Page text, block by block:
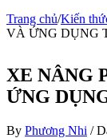
Trang chủ/Kiến
VÀ ỨNG DỤNG
XE NÂNG
ỨNG
By Phương Nhi /